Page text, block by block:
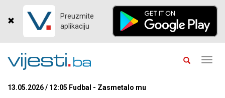
Preuzmite
aplikaciju
13.05.2026 / 12:05 Fudbal - Zasmetalo mu